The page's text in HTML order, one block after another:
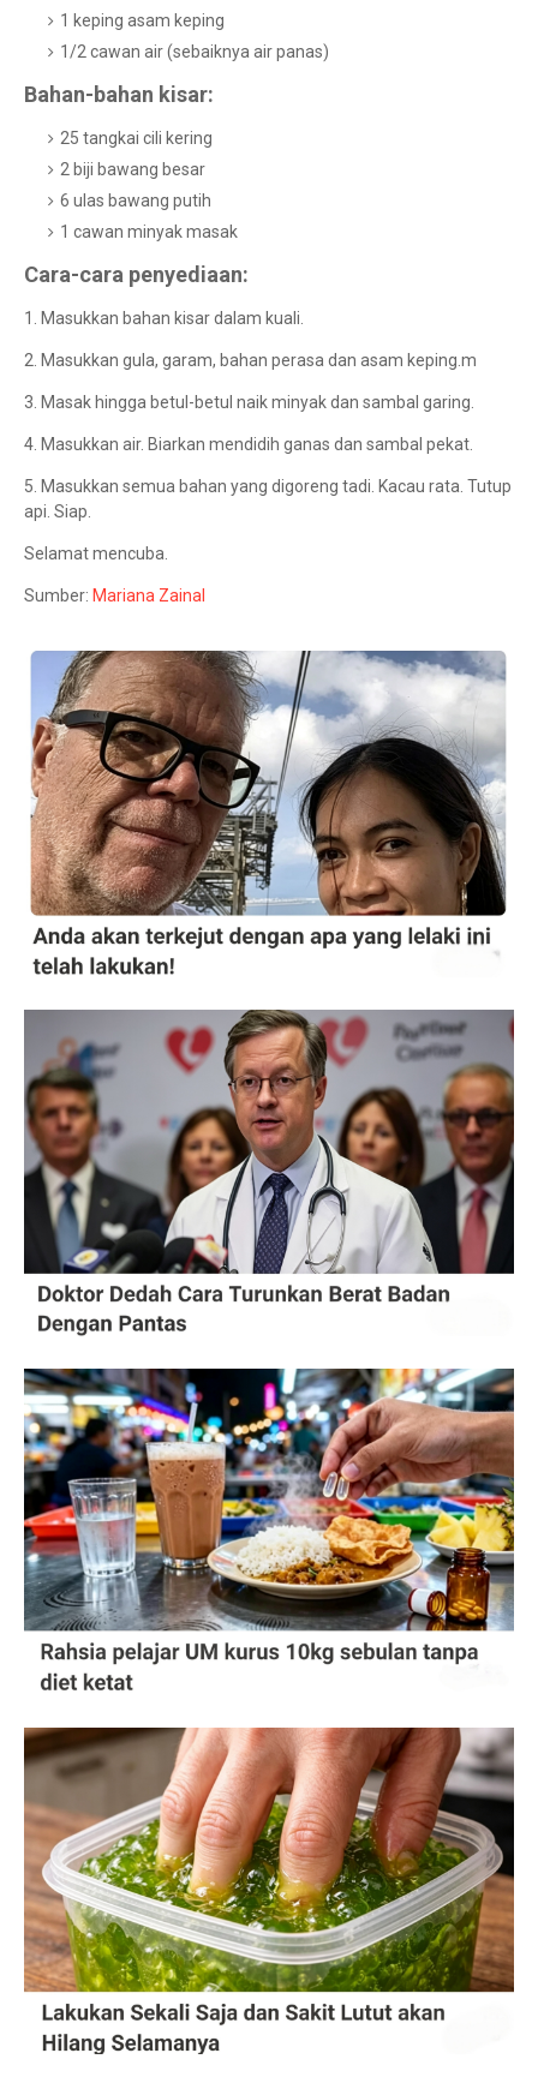
1 keping asam keping
1/2 cawan air (sebaiknya air panas)
Bahan-bahan kisar:
25 tangkai cili kering
2 biji bawang besar
6 ulas bawang putih
1 cawan minyak masak
Cara-cara penyediaan:
1. Masukkan bahan kisar dalam kuali.
2. Masukkan gula, garam, bahan perasa dan asam keping.m
3. Masak hingga betul-betul naik minyak dan sambal garing.
4. Masukkan air. Biarkan mendidih ganas dan sambal pekat.
5. Masukkan semua bahan yang digoreng tadi. Kacau rata. Tutup
api. Siap.
Selamat mencuba.
Sumber: Mariana Zainal